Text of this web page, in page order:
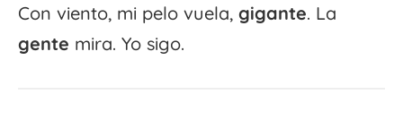
Con viento, mi pelo vuela, gigante. La
gente mira. Yo sigo.